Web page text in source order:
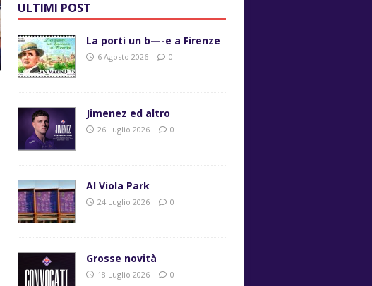
ULTIMI POST
La porti un b—-e a Firenze
6 Agosto 2026 0
Jimenez ed altro
26 Luglio 2026 0
Al Viola Park
24 Luglio 2026 0
Grosse novità
18 Luglio 2026 0